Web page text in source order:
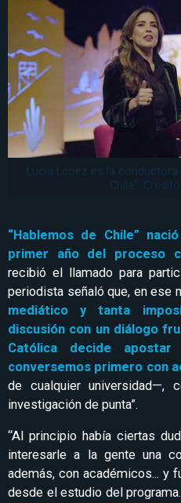
Lucía López es la
Chile".
“Hablemos de Chile”
primer año del proceso
recibió el llamado para
periodista señaló que, en ese
mediático y tanta
discusión con un diálogo
Católica decide
conversemos primero con
de cualquier universidad—,
investigación de punta”.
“Al principio había ciertas
interesarle a la gente una
además, con académicos... y
desde el estudio del programa.